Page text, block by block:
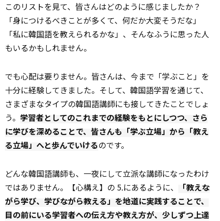
このリストを見て、皆さんはどのように感じましたか？
「身につけるべきことが多くて、何だか大変そうだな」
「私に韓国語を教えられるかな」、そんなふうに思った人
もいるかもしれません。
でも心配は要りません。皆さんは、今まで「学ぶこと」を
十分に経験してきました。そして、韓国語学習を通じて、
さまざまなタイプの韓国語講師にも接してきたことでしょ
う。 学習者としてのこれまでの経験をもとにしつつ、さら
に学びを深めることで、皆さんも「学ぶ立場」から「教え
る立場」へと歩んでいけるのです。
どんな韓国語講師も、一夜にして立派な講師になったわけ
ではありません。【心構え】の 5.にあるように、
「教えな
がら学び、学びながら教える」を地道に実践することで、
目の前にいる学習者への伝え方や教え方が、少しずつ上達